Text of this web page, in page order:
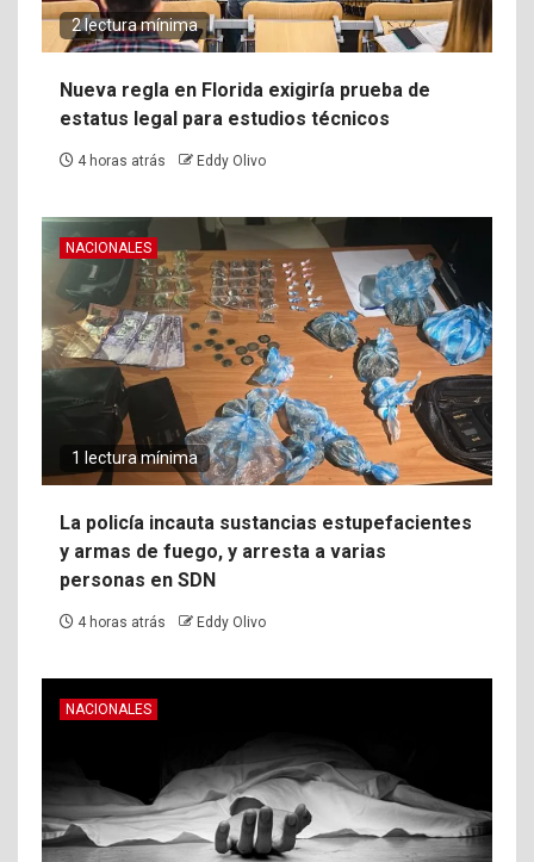
2 lectura mínima
Nueva regla en Florida exigiría prueba de
estatus legal para estudios técnicos
4 horas atrás Eddy Olivo
NACIONALES
1 lectura mínima
La policía incauta sustancias estupefacientes
y armas de fuego, y arresta a varias
personas en SDN
4 horas atrás Eddy Olivo
NACIONALES